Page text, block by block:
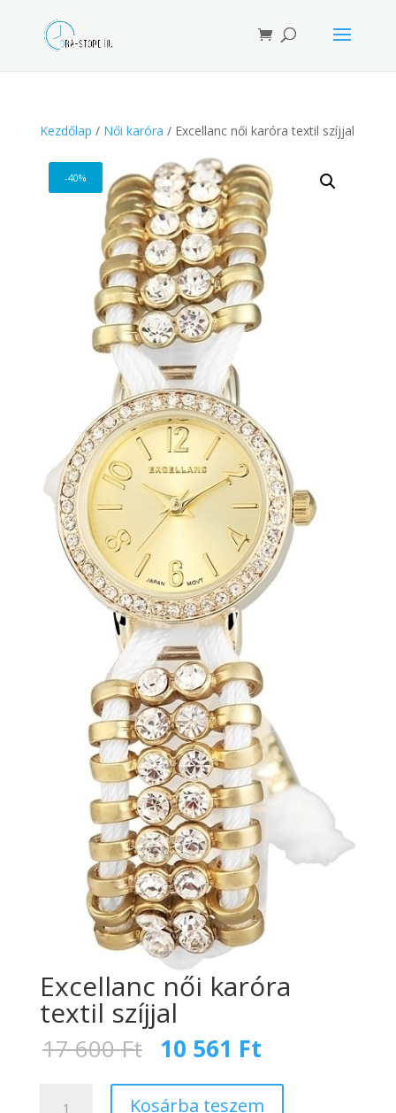
search
Kezdőlap / Női karóra / Excellanc női karóra textil szíjjal
-40%
Excellanc női karóra
textil szíjjal
17 600Ft Original
price
was:
10 561 Ft
is:
Kosárba teszem